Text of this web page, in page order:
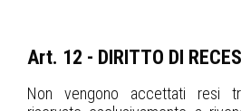
Art. 12 - DIRITTO DI
Non vengono accettati resi